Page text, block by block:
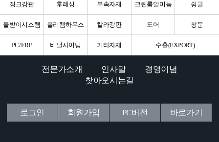
징크강판 후레싱 부속자재 크린룸알미늄 슁글
물받이시스템 폴리캠하우스 칼라강판 도어 창문
PC/FRP 비닐사이딩 기타자재 수출(EXPORT)
전문가소개 인사말
경영이념
찾아오시는길
로그인 회원가입 PC버전 바로가기